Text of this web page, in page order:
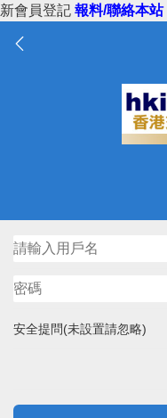
新會員登記 報料/聯絡本站
安全提問(未設置請忽略)